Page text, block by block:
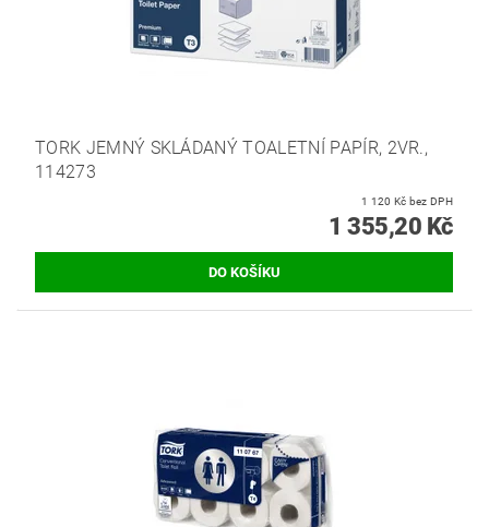
TORK JEMNÝ SKLÁDANÝ TOALETNÍ PAPÍR, 2VR.,
114273
1 120 Kč bez DPH
1 355,20 Kč